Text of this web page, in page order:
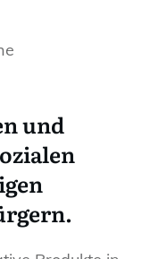
und